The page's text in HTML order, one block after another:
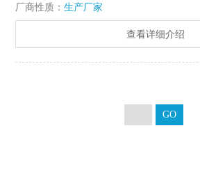
厂商性质：生产厂家
查看详细介绍